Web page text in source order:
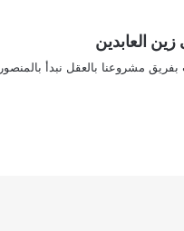
العابدين
مشروعنا بالعقل نبدأ